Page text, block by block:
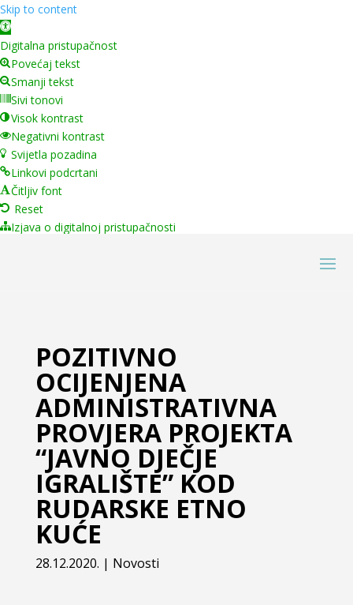
Skip to content
Open toolbar
Digitalna pristupačnost
Povećaj tekst
Smanji tekst
Sivi tonovi
Visok kontrast
Negativni kontrast
Svijetla pozadina
Linkovi podcrtani
Čitljiv font
Reset
Izjava o digitalnoj pristupačnosti
POZITIVNO
OCIJENJENA
ADMINISTRATIVNA
PROVJERA PROJEKTA
“JAVNO DJEČJE
IGRALIŠTE” KOD
RUDARSKE ETNO
KUĆE
28.12.2020. | Novosti